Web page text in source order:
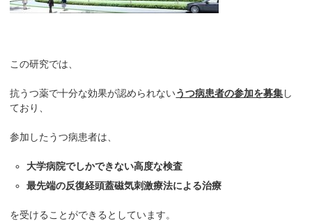
この研究では、
抗うつ薬で十分な効果が認められないうつ病患者の参加を募集し
ており、
参加したうつ病患者は、
大学病院でしかできない高度な検査
最先端の反復経頭蓋磁気刺激療法による治療
を受けることができるとしています。